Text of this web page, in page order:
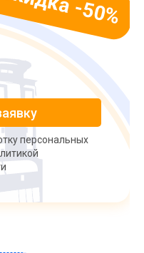
персональных